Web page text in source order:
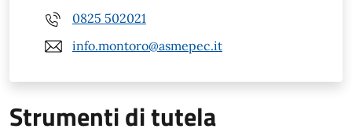
0825 502021
info.montoro@asmepec.it
Strumenti di tutela